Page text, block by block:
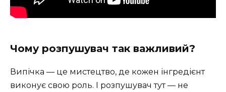
Чому розпушувач так важливий?
Випічка — це мистецтво, де кожен інгредієнт
виконує свою роль. І розпушувач тут — не